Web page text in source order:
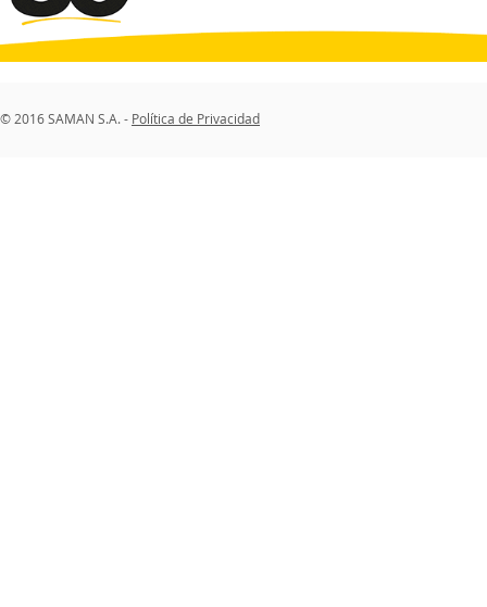
© 2016 SAMAN S.A. - Política de Privacidad